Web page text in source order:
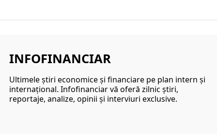
INFOFINANCIAR
Ultimele ştiri economice şi financiare pe plan intern şi
internaţional. Infofinanciar vă oferă zilnic ştiri,
reportaje, analize, opinii şi interviuri exclusive.